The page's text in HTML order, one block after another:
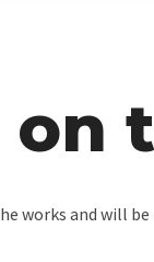
works and will